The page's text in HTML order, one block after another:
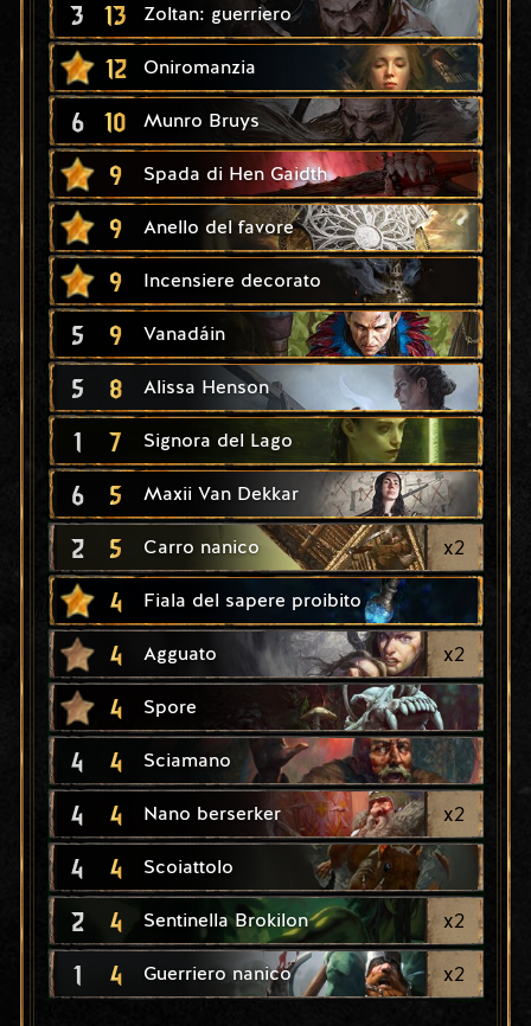
3 13 Zoltan: guerriero
12 Oniromanzia
6 10 Munro Bruys
9 Spada di Hen Gaidth
9 Anello del favore
9 Incensiere decorato
5 9 Vanadáin
5 8 Alissa Henson
1 7 Signora del Lago
6 5 Maxii Van Dekkar
2 5 Carro nanico x2
4 Fiala del sapere proibito
4 Agguato x2
4 Spore
4 4 Sciamano
4 4 Nano berserker x2
4 4 Scoiattolo
2 4 Sentinella Brokilon x2
1 4 Guerriero nanico x2